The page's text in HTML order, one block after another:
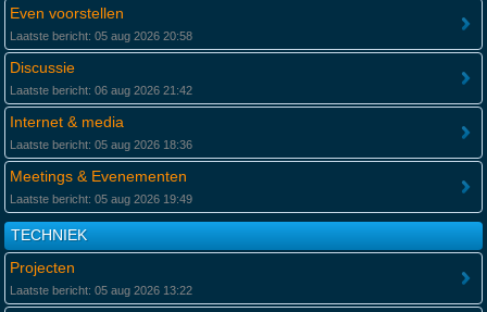
Even voorstellen
Laatste bericht: 05 aug 2026 20:58
Discussie
Laatste bericht: 06 aug 2026 21:42
Internet & media
Laatste bericht: 05 aug 2026 18:36
Meetings & Evenementen
Laatste bericht: 05 aug 2026 19:49
TECHNIEK
Projecten
Laatste bericht: 05 aug 2026 13:22